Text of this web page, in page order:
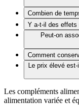
Combien de
Y a-t-il des effets
Peut-on
Comment
Le prix élevé
Les compléments
alimentation variée et